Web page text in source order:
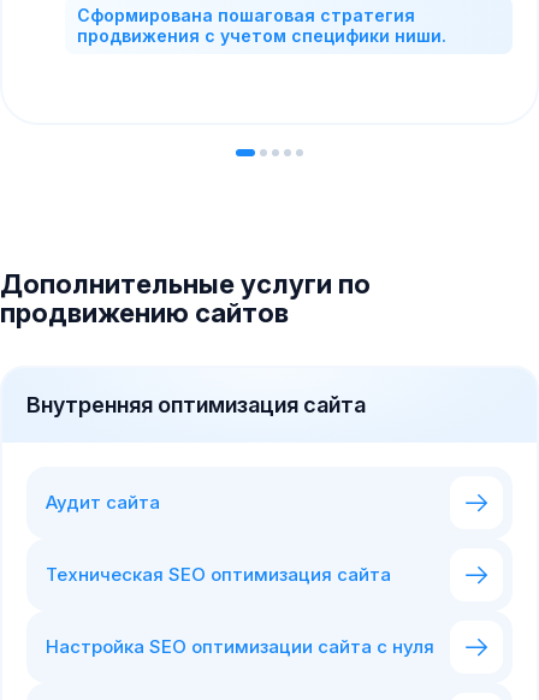
Сформирована пошаговая стратегия
продвижения с учетом специфики ниши.
Дополнительные услуги по
продвижению сайтов
Внутренняя оптимизация сайта
Аудит сайта
Техническая SEO оптимизация сайта
Настройка SEO оптимизации сайта с нуля